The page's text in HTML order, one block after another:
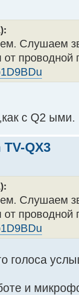
Слушаем
от проводной
с Q2 ыми.
QX3
Слушаем
от проводной
голоса
и